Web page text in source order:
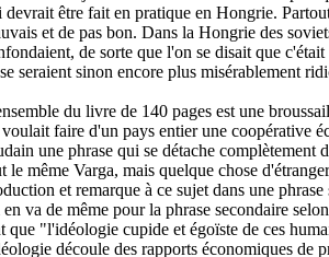
devrait être fait en pratique en Hongrie.
et de pas bon. Dans la Hongrie des
de sorte que l'on se disait que
seraient sinon encore plus misérablement
du livre de 140 pages est une
faire d'un pays entier une coopérative
une phrase qui se détache complètement
le même Varga, mais quelque chose
et remarque à ce sujet dans une
va de même pour la phrase secondaire
que "l'idéologie cupide et égoïste de ces
découle des rapports économiques de